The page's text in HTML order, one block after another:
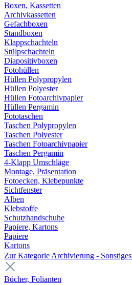
Boxen, Kassetten
Archivkassetten
Gefachboxen
Standboxen
Klappschachteln
Stülpschachteln
Diapositivboxen
Fotohüllen
Hüllen Polypropylen
Hüllen Polyester
Hüllen Fotoarchivpapier
Hüllen Pergamin
Fototaschen
Taschen Polypropylen
Taschen Polyester
Taschen Fotoarchivpapier
Taschen Pergamin
4-Klapp Umschläge
Montage, Präsentation
Fotoecken, Klebepunkte
Sichtfenster
Alben
Klebstoffe
Schutzhandschuhe
Papiere, Kartons
Papiere
Kartons
Zur Kategorie Archivierung - Sonstiges
Bücher, Folianten